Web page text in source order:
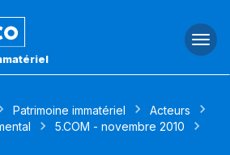
Patrimoine immatériel
Acteurs
5.COM - novembre 2010